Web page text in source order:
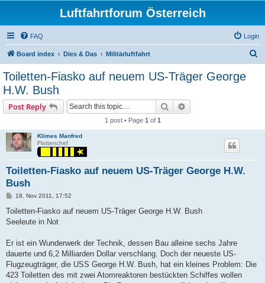
Luftfahrtforum Österreich
FAQ Login
Board index Dies & Das Militärluftfahrt
Toiletten-Fiasko auf neuem US-Träger George
H.W. Bush
Post Reply Search
1 post • Page 1 of 1
Klimes Manfred
Flottenchef
Toiletten-Fiasko auf neuem US-Träger George H.W.
Bush
P
s
18. Nov 2011, 17:52
Toiletten-Fiasko auf neuem US-Träger George H.W. Bush
Seeleute in Not
Er ist ein Wunderwerk der Technik, dessen Bau alleine sechs Jahre
dauerte und 6,2 Milliarden Dollar verschlang. Doch der neueste US-
Flugzeugträger, die USS George H.W. Bush, hat ein kleines Problem: Die
423 Toiletten des mit zwei Atomreaktoren bestückten Schiffes wollen